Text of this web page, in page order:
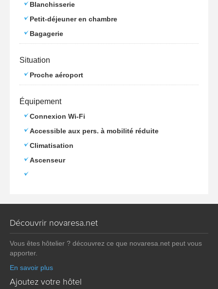
Blanchisserie
Petit-déjeuner en chambre
Bagagerie
Situation
Proche aéroport
Équipement
Connexion Wi-Fi
Accessible aux pers. à mobilité réduite
Climatisation
Ascenseur
Découvrir novaresa.net
Vous êtes hôtelier ? découvrez ce que novaresa.net peut vous
apporter.
En savoir plus
Ajoutez votre hôtel